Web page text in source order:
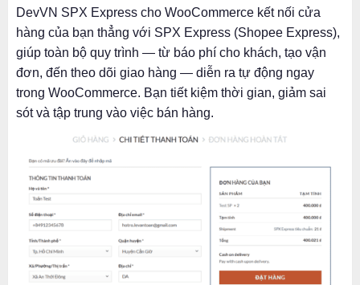
DevVN SPX Express cho WooCommerce kết nối cửa
hàng của bạn thẳng với SPX Express (Shopee Express),
giúp toàn bộ quy trình — từ báo phí cho khách, tạo vận
đơn, đến theo dõi giao hàng — diễn ra tự động ngay
trong WooCommerce. Bạn tiết kiệm thời gian, giảm sai
sót và tập trung vào việc bán hàng.